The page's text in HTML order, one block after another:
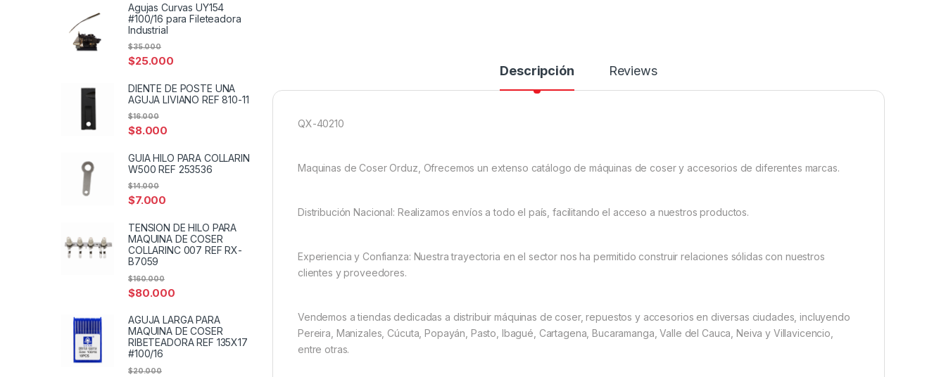
Descripción Reviews
QX-40210
Maquinas de Coser Orduz, Ofrecemos un extenso catálogo de máquinas de coser y accesorios de diferentes marcas.
Distribución Nacional: Realizamos envíos a todo el país, facilitando el acceso a nuestros productos.
Experiencia y Confianza: Nuestra trayectoria en el sector nos ha permitido construir relaciones sólidas con nuestros
clientes y proveedores.
Vendemos a tiendas dedicadas a distribuir máquinas de coser, repuestos y accesorios en diversas ciudades, incluyendo
Pereira, Manizales, Cúcuta, Popayán, Pasto, Ibagué, Cartagena, Bucaramanga, Valle del Cauca, Neiva y Villavicencio,
entre otras.
Agujas Curvas UY154
#100/16 para Fileteadora
Industrial
$25.000
$35.000
DIENTE DE POSTE UNA
AGUJA LIVIANO REF 810-11
$8.000
$16.000
GUIA HILO PARA COLLARIN
W500 REF 253536
$7.000
$14.000
TENSION DE HILO PARA
MAQUINA DE COSER
COLLARINC 007 REF RX-
B7059
$80.000
$160.000
AGUJA LARGA PARA
MAQUINA DE COSER
RIBETEADORA REF 135X17
#100/16
$20.000